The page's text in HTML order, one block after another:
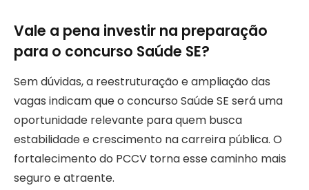
Vale a pena investir na preparação
para o concurso Saúde SE?
Sem dúvidas, a reestruturação e ampliação das
vagas indicam que o concurso Saúde SE será uma
oportunidade relevante para quem busca
estabilidade e crescimento na carreira pública. O
fortalecimento do PCCV torna esse caminho mais
seguro e atraente.